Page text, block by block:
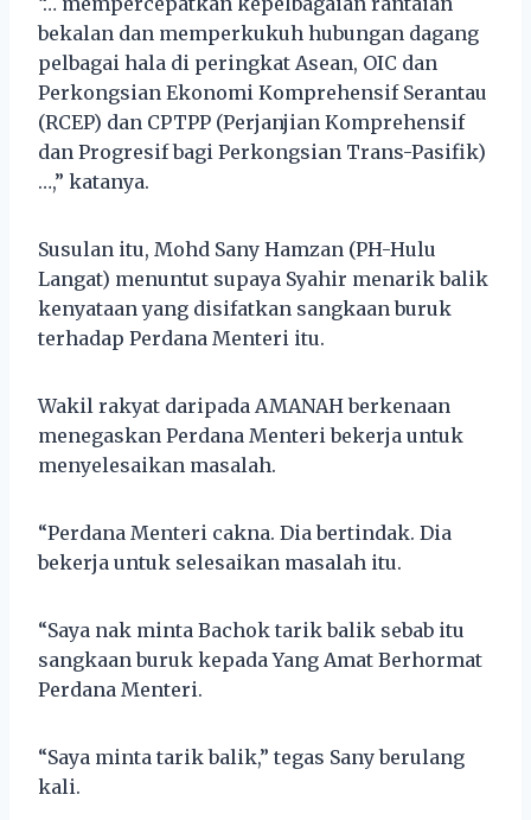
bekalan dan memperkukuh hubungan dagang
pelbagai hala di peringkat Asean, OIC dan
Perkongsian Ekonomi Komprehensif Serantau
(RCEP) dan CPTPP (Perjanjian Komprehensif
dan Progresif bagi Perkongsian Trans-Pasifik)
…,” katanya.
Susulan itu, Mohd Sany Hamzan (PH-Hulu
Langat) menuntut supaya Syahir menarik balik
kenyataan yang disifatkan sangkaan buruk
terhadap Perdana Menteri itu.
Wakil rakyat daripada AMANAH berkenaan
menegaskan Perdana Menteri bekerja untuk
menyelesaikan masalah.
“Perdana Menteri cakna. Dia bertindak. Dia
bekerja untuk selesaikan masalah itu.
“Saya nak minta Bachok tarik balik sebab itu
sangkaan buruk kepada Yang Amat Berhormat
Perdana Menteri.
“Saya minta tarik balik,” tegas Sany berulang
kali.